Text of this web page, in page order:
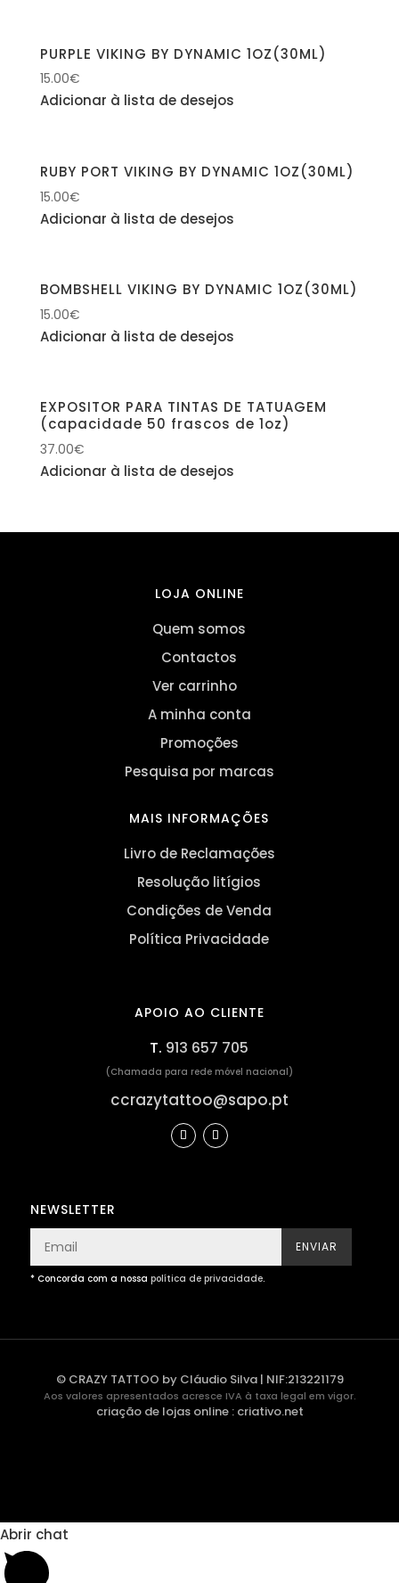
PURPLE VIKING BY DYNAMIC 1OZ(30ML)
15.00€
Adicionar à lista de desejos
RUBY PORT VIKING BY DYNAMIC 1OZ(30ML)
15.00€
Adicionar à lista de desejos
BOMBSHELL VIKING BY DYNAMIC 1OZ(30ML)
15.00€
Adicionar à lista de desejos
EXPOSITOR PARA TINTAS DE TATUAGEM
(capacidade 50 frascos de 1oz)
37.00€
Adicionar à lista de desejos
LOJA ONLINE
Quem somos
Contactos
Ver carrinho
A minha conta
Promoções
Pesquisa por marcas
MAIS INFORMAÇÕES
Livro de Reclamações
Resolução litígios
Condições de Venda
Política Privacidade
APOIO AO CLIENTE
T. 913 657 705
(Chamada para rede móvel nacional)
ccrazytattoo@sapo.pt
NEWSLETTER
ENVIAR
* Concorda com a nossa política de privacidade.
© CRAZY TATTOO by Cláudio Silva | NIF:213221179
Aos valores apresentados acresce IVA à taxa legal em vigor.
criação de lojas online: criativo.net
Abrir chat